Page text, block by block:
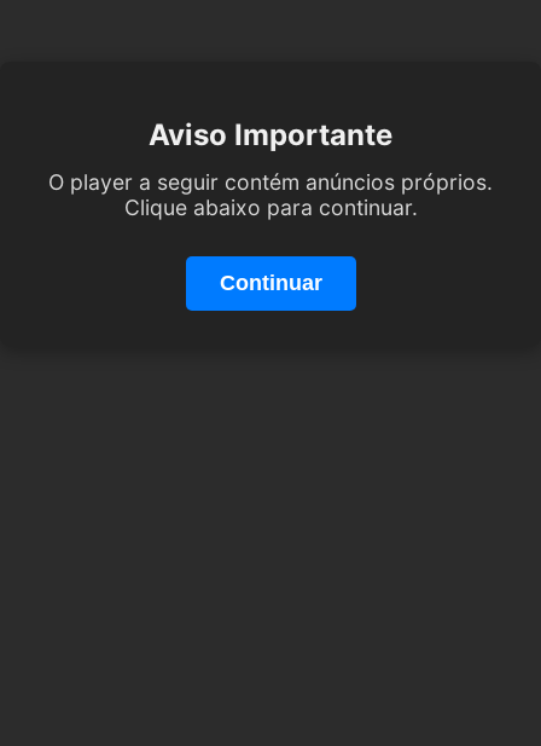
Aviso Importante
O player a seguir contém anúncios próprios.
Clique abaixo para continuar.
Continuar